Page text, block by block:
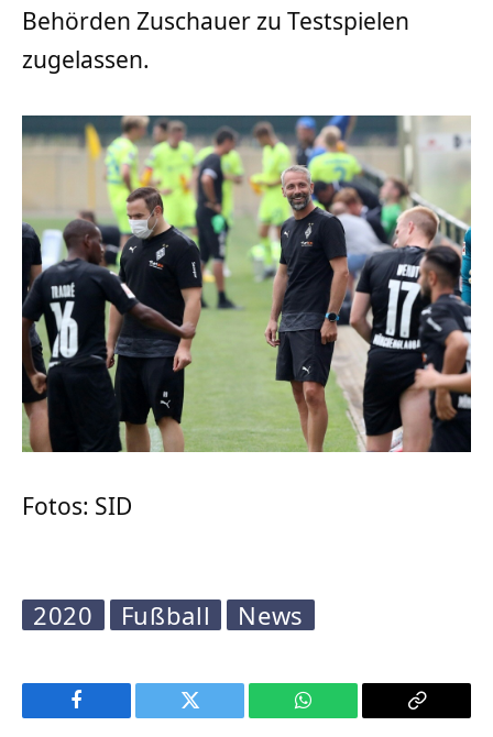
Behörden Zuschauer zu Testspielen
zugelassen.
Fotos: SID
2020 Fußball News
Facebook Twitter WhatsApp
Copy